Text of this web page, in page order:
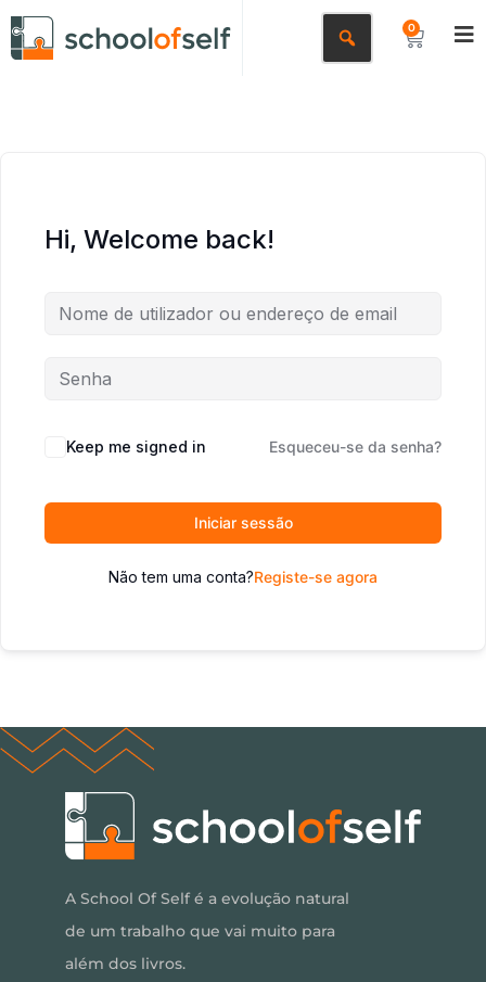
0
Hi, Welcome back!
Keep me signed in Esqueceu-se da senha?
Iniciar sessão
Não tem uma conta?Registe-se agora
A School Of Self é a evolução natural
de um trabalho que vai muito para
além dos livros.